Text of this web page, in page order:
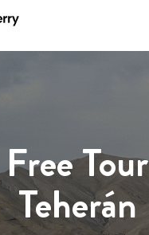
Free Tour
Teherán